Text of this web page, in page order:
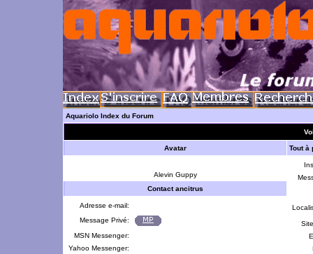
Aquariolo Index du Forum
Avatar Tout à
Alevin Guppy
Contact ancitrus
Adresse e-mail:
Message Privé:
MSN Messenger:
Yahoo Messenger: